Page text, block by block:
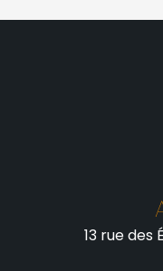
13 rue des